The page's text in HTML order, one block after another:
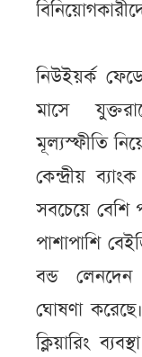
নিউইয়র্ক
মাসে
মূল্যস্ফীতি
কেন্দ্রীয়
সবচেয়ে বেশি
পাশাপাশি
বন্ড
ঘোষণা
ক্লিয়ারিং